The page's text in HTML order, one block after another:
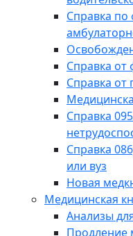
Справка
Справка от
Справка от
Справка
Справка
или вуз
Новая
Медицинская
Анализы
Продление